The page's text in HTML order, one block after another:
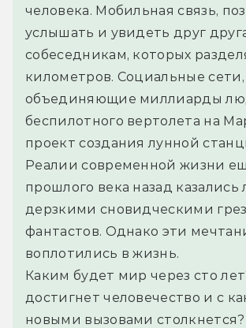
человека. Мобильная связь,
услышать и увидеть друг
собеседникам, которых
километров. Социальные сети,
объединяющие миллиарды
беспилотного вертолета на
проект создания лунной
Реалии современной жизни
прошлого века назад казались
дерзкими сновидческими
фантастов. Однако эти
воплотились в жизнь.
Каким будет мир через сто
достигнет человечество и с
новыми вызовами столкнется?